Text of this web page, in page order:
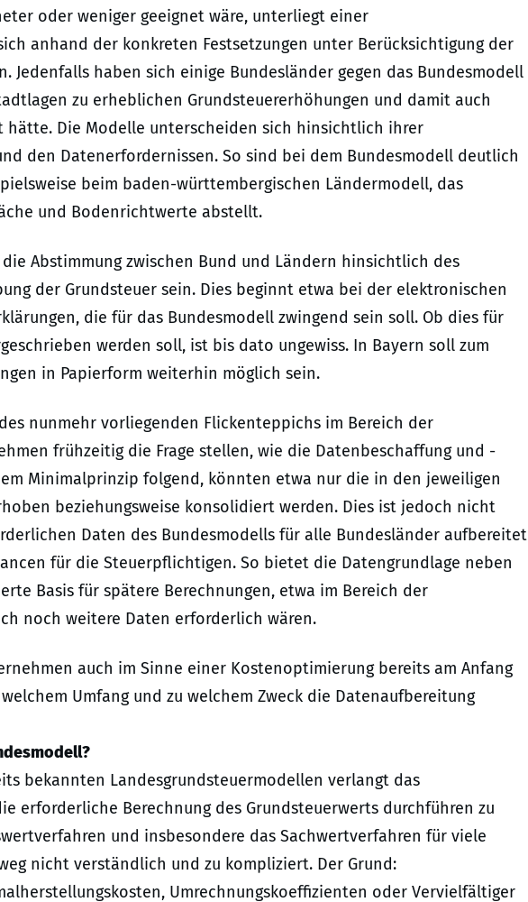
oder weniger geeignet wäre, unterliegt einer
anhand der konkreten Festsetzungen unter Berücksichtigung der
Jedenfalls haben sich einige Bundesländer gegen das Bundesmodell
zu erheblichen Grundsteuererhöhungen und damit auch
hätte. Die Modelle unterscheiden sich hinsichtlich ihrer
den Datenerfordernissen. So sind bei dem Bundesmodell deutlich
beim baden-württembergischen Ländermodell, das
und Bodenrichtwerte abstellt.
Abstimmung zwischen Bund und Ländern hinsichtlich des
der Grundsteuer sein. Dies beginnt etwa bei der elektronischen
die für das Bundesmodell zwingend sein soll. Ob dies für
werden soll, ist bis dato ungewiss. In Bayern soll zum
in Papierform weiterhin möglich sein.
nunmehr vorliegenden Flickenteppichs im Bereich der
frühzeitig die Frage stellen, wie die Datenbeschaffung und -
Minimalprinzip folgend, könnten etwa nur die in den jeweiligen
beziehungsweise konsolidiert werden. Dies ist jedoch nicht
Daten des Bundesmodells für alle Bundesländer aufbereitet
für die Steuerpflichtigen. So bietet die Datengrundlage neben
Basis für spätere Berechnungen, etwa im Bereich der
noch weitere Daten erforderlich wären.
auch im Sinne einer Kostenoptimierung bereits am Anfang
Umfang und zu welchem Zweck die Datenaufbereitung
bekannten Landesgrundsteuermodellen verlangt das
erforderliche Berechnung des Grundsteuerwerts durchführen zu
und insbesondere das Sachwertverfahren für viele
nicht verständlich und zu kompliziert. Der Grund:
Umrechnungskoeffizienten oder Vervielfältiger